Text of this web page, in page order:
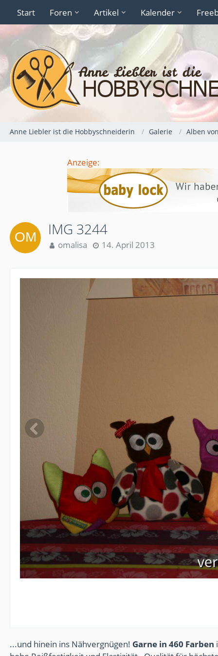
Start Foren Artikel Kalender
Anne Liebler ist die Hobbyschneiderin Galerie Alben
Anzeige:
IMG 3244
omalisa 14. April 2013
...und hinein ins Nähvergnügen! Garne in 460 Farben